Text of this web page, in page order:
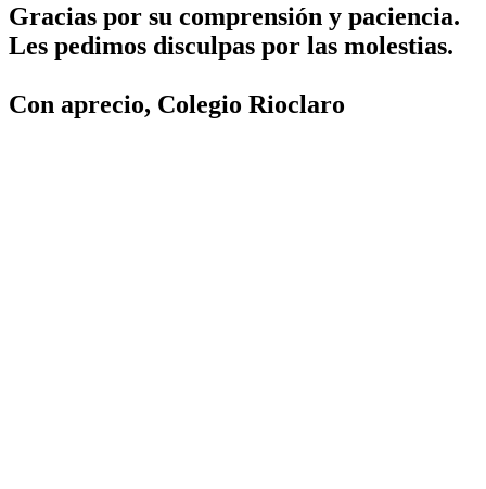
Gracias por su comprensión y paciencia.
Les pedimos disculpas por las molestias.
Con aprecio, Colegio Rioclaro